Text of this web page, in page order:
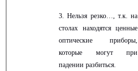
3. Нельзя резко…, т.к. на
столах находятся ценные
оптические приборы,
которые могут при
падении разбиться.